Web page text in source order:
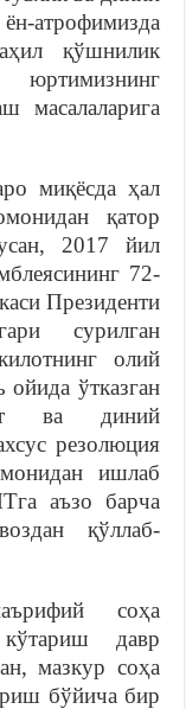
атрофимизда
қўшнилик
масалаларига
миқёсда ҳал
қатор
2017 йил
72-
Президенти
сурилган
олий
ўтказган
ва диний
резолюция
ишлаб
аъзо барча
қўллаб-
соҳа
давр
мазкур соҳа
бўйича бир